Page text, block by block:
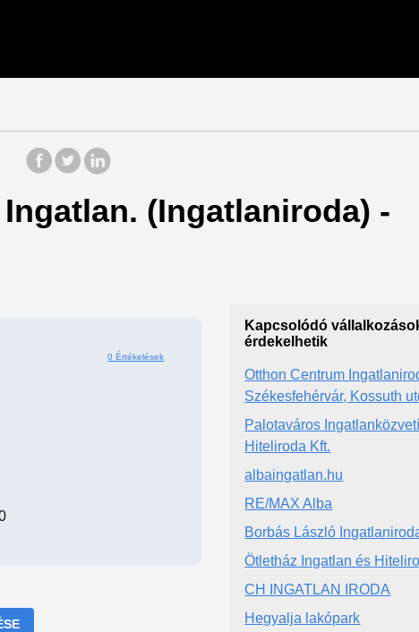
(Ingatlaniroda) -
0 Értékelések
Kapcsolódó
érdekelhetik
Otthon Centrum
Székesfehérvár, Kossuth
Palotaváros
Hiteliroda Kft.
albaingatlan.hu
RE/MAX Alba
Borbás László
Ötletház Ingatlan és
CH INGATLAN IRODA
Hegyalja lakópark